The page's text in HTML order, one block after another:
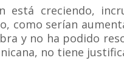
está creciendo,
como serían
y no ha podido
no tiene